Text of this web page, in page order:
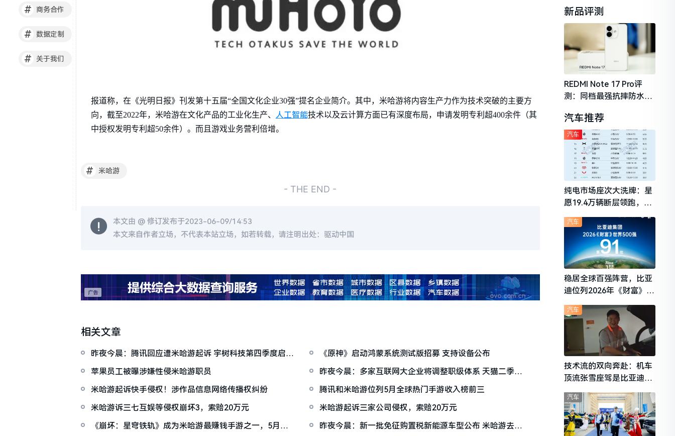
# 商务合作
# 数据定制
# 关于我们
报道称，在《光明日报》刊发第十五届“全国文化企业30强”提名企业简介。其中，米哈游将内容生产力作为技术突破的主要方
向，截至2022年，米哈游在文化产品的工业化生产、
人工智能技术以及云计算方面已有深度布局，申请发明专利超400余件（其
中授权发明专利超50余件）。而且游戏业务营利倍增。
# 米哈游
- THE END -
本文由 @修订发布于2023-06-09/14:53
本文来自作者立场，不代表本站立场，如若转载，请注明出处：驱动中国
相关文章
昨夜今晨：腾讯回应遭米哈游起诉 宇树科技第四季度启动
IPO
《原神》启动鸿蒙系统测试版招募 支持设备公布
苹果员工被曝涉嫌性侵米哈游职员
昨夜今晨：多家互联网大企业将调整职级体系 天猫二季度
入驻商家增75%
米哈游起诉快手侵权！涉作品信息网络传播权纠纷
腾讯和米哈游位列5月全球热门手游收入榜前三
米哈游诉三七互娱等侵权崩坏3，索赔20万元
米哈游起诉三家公司侵权，索赔20万元
《崩坏：星穹铁轨》成为米哈游最赚钱手游之一，5月份
昨夜今晨：新一批免征购置税新能源车型公布 米哈游去年
新品评测
REDMI Note 17 Pro评
测：同档最强抗摔防水，
守门员
汽车推荐
纯电市场座次大洗牌：星
愿19.4万辆断层领跑，理
想i6成最强黑马
汽车
稳居全球百强阵营，比亚
迪位列2026年《财富》世
汽车
技术流的双向奔赴：机车
顶流张雪座驾是比亚迪秦
L
汽车
汽车